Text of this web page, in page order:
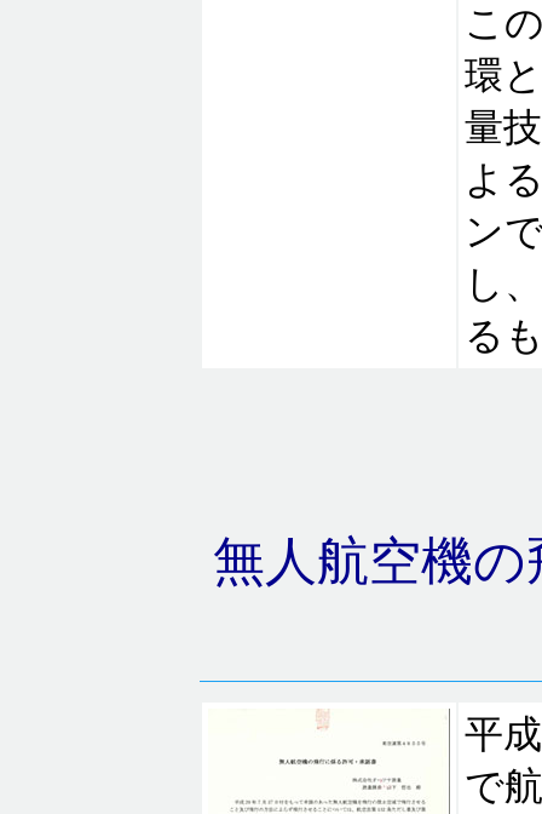
こ
環
量
よ
ン
し
る
無人航空機
平
で